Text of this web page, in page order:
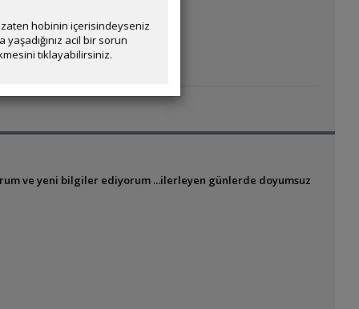
ve yeni bilgiler ediyorum ...ilerleyen günlerde doyumsuz
hobinin içerisindeyseniz
acil bir sorun
tıklayabilirsiniz.